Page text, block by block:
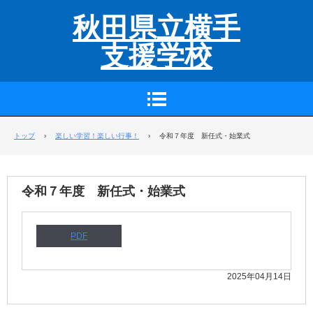
秋田県立横手
支援学校
トップ › 楽しい学習！楽しい行事！ › 令和７年度 新任式・始業式
令和７年度 新任式・始業式
PDF
2025年04月14日